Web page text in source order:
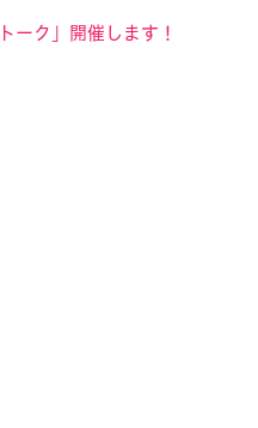
ーク」開催します！